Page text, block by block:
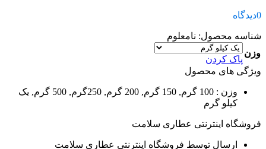
0دیدگاه
شناسه محصول: نامعلوم
وزن
پاک کردن
ویژگی های محصول
وزن
: 100 گرم, 150 گرم, 200 گرم, 250گرم, 500 گرم, یک
کیلو گرم
فروشگاه اینترنتی عطاری سلامت
ارسال توسط فروشگاه اینترنتی عطاری سلامت